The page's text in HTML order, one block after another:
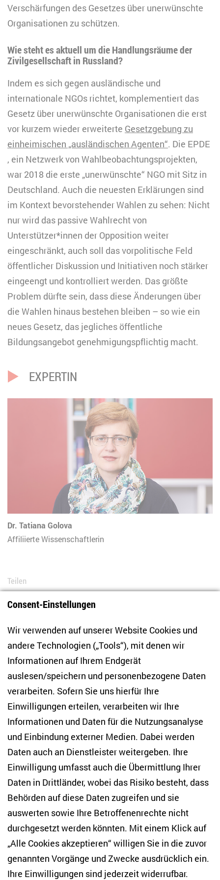
Verschärfungen des Gesetzes über unerwünschte
Organisationen zu schützen.
Wie steht es aktuell um die Handlungsräume der
Zivilgesellschaft in Russland?
Indem es sich gegen ausländische und
internationale NGOs richtet, komplementiert das
Gesetz über unerwünschte Organisationen die erst
vor kurzem wieder erweiterte Gesetzgebung zu
einheimischen „ausländischen Agenten“. Die EPDE
, ein Netzwerk von Wahlbeobachtungsprojekten,
war 2018 die erste „unerwünschte“ NGO mit Sitz in
Deutschland. Auch die neuesten Erklärungen sind
im Kontext bevorstehender Wahlen zu sehen: Nicht
nur wird das passive Wahlrecht von
Unterstützer*innen der Opposition weiter
eingeschränkt, auch soll das vorpolitische Feld
öffentlicher Diskussion und Initiativen noch stärker
eingeengt und kontrolliert werden. Das größte
Problem dürfte sein, dass diese Änderungen über
die Wahlen hinaus bestehen bleiben – so wie ein
neues Gesetz, das jegliches öffentliche
Bildungsangebot genehmigungspflichtig macht.
EXPERTIN
Dr. Tatiana Golova
Affiliierte Wissenschaftlerin
Teilen
BlueskyLinkedInFacebook
Zentrum für Osteuropa- und internationale
Studien
Anton-Wilhelm-Amo-Str. 60
10117 Berlin
Tel. +49 (30) 2005949-17
info(at)zois-berlin(dot)de
NEWSLETTER
E-Mail-Adresse eingeben*
Ich möchte regelmäßig über aktuelle Themen,
werden. Ich bin zudem damit einverstanden, dass meine
Interaktionen mit den Newslettern gemessen werden (z. B.
Consent-Einstellungen
Wir verwenden auf unserer Website Cookies und
andere Technologien („Tools“), mit denen wir
Informationen auf Ihrem Endgerät
auslesen/speichern und personenbezogene Daten
verarbeiten. Sofern Sie uns hierfür Ihre
Einwilligungen erteilen, verarbeiten wir Ihre
Informationen und Daten für die Nutzungsanalyse
und Einbindung externer Medien. Dabei werden
Daten auch an Dienstleister weitergeben. Ihre
Einwilligung umfasst auch die Übermittlung Ihrer
Daten in Drittländer, wobei das Risiko besteht, dass
Behörden auf diese Daten zugreifen und sie
auswerten sowie Ihre Betroffenenrechte nicht
durchgesetzt werden könnten. Mit einem Klick auf
„Alle Cookies akzeptieren“ willigen Sie in die zuvor
genannten Vorgänge und Zwecke ausdrücklich ein.
Ihre Einwilligungen sind jederzeit widerrufbar.